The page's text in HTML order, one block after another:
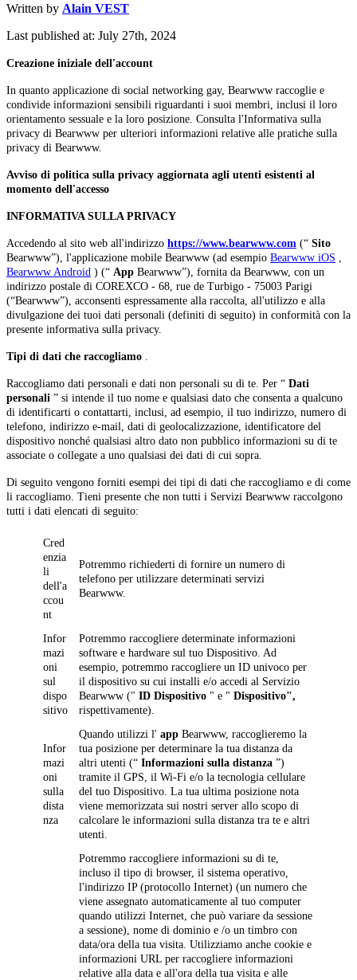
Written by Alain VEST
Last published at: July 27th, 2024
Creazione iniziale dell'account
In quanto applicazione di social networking gay, Bearwww raccoglie e
condivide informazioni sensibili riguardanti i suoi membri, inclusi il loro
orientamento sessuale e la loro posizione. Consulta l'Informativa sulla
privacy di Bearwww per ulteriori informazioni relative alle pratiche sulla
privacy di Bearwww.
Avviso di politica sulla privacy aggiornata agli utenti esistenti al
momento dell'accesso
INFORMATIVA SULLA PRIVACY
Accedendo al sito web all'indirizzo https://www.bearwww.com (“ Sito
Bearwww”), l'applicazione mobile Bearwww (ad esempio Bearwww iOS
Bearwww Android ) (“ App Bearwww”), fornita da Bearwww, con un
indirizzo postale di COREXCO - 68, rue de Turbigo - 75003 Parigi
(“Bearwww”), acconsenti espressamente alla raccolta, all'utilizzo e alla
divulgazione dei tuoi dati personali (definiti di seguito) in conformità con la
presente informativa sulla privacy.
Tipi di dati che raccogliamo
Raccogliamo dati personali e dati non personali su di te. Per “ Dati
personali ” si intende il tuo nome e qualsiasi dato che consenta a qualcuno
di identificarti o contattarti, inclusi, ad esempio, il tuo indirizzo, numero di
telefono, indirizzo e-mail, dati di geolocalizzazione, identificatore del
dispositivo nonché qualsiasi altro dato non pubblico informazioni su di te
associate o collegate a uno qualsiasi dei dati di cui sopra.
Di seguito vengono forniti esempi dei tipi di dati che raccogliamo e di come
li raccogliamo. Tieni presente che non tutti i Servizi Bearwww raccolgono
tutti i dati elencati di seguito:
Cred
enzia
li
dell'a
ccou
nt
Potremmo richiederti di fornire un numero di
telefono per utilizzare determinati servizi
Bearwww.
Infor
mazi
oni
sul
dispo
sitivo
Potremmo raccogliere determinate informazioni
software e hardware sul tuo Dispositivo. Ad
esempio, potremmo raccogliere un ID univoco per
il dispositivo su cui installi e/o accedi al Servizio
Bearwww ("ID Dispositivo " e "Dispositivo",
rispettivamente).
Infor
mazi
oni
sulla
dista
nza
Quando utilizzi l'app Bearwww, raccoglieremo la
tua posizione per determinare la tua distanza da
altri utenti (“Informazioni sulla distanza ”)
tramite il GPS, il Wi-Fi e/o la tecnologia cellulare
del tuo Dispositivo. La tua ultima posizione nota
viene memorizzata sui nostri server allo scopo di
calcolare le informazioni sulla distanza tra te e altri
utenti.
Potremmo raccogliere informazioni su di te,
incluso il tipo di browser, il sistema operativo,
l'indirizzo IP (protocollo Internet) (un numero che
viene assegnato automaticamente al tuo computer
quando utilizzi Internet, che può variare da sessione
a sessione), nome di dominio e /o un timbro con
data/ora della tua visita. Utilizziamo anche cookie e
informazioni URL per raccogliere informazioni
relative alla data e all'ora della tua visita e alle